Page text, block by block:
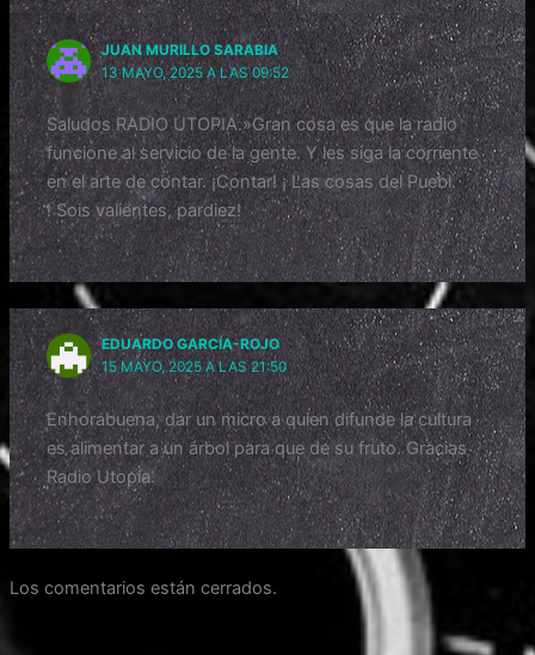
o
k
p
JUAN MURILLO SARABIA
13 MAYO, 2025 A LAS 09:52
Saludos RADIO UTOPIA.»Gran cosa es que la radio
funcione al servicio de la gente. Y les siga la corriente
en el arte de contar. ¡Contar! ¡ Las cosas del Puebl.
! Sois valientes, pardiez!
EDUARDO GARCÍA-ROJO
15 MAYO, 2025 A LAS 21:50
Enhorabuena, dar un micro a quien difunde la cultura
es alimentar a un árbol para que de su fruto. Gracias
Radio Utopía.
Los comentarios están cerrados.